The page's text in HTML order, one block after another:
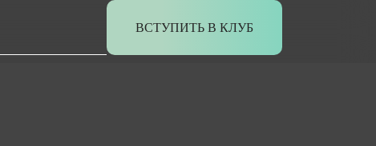
ВСТУПИТЬ В КЛУБ